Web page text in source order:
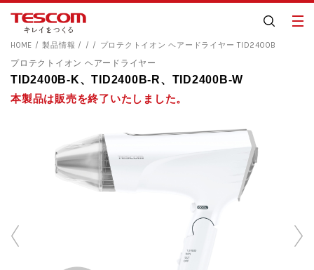
HOME 製品情報 プロテクトイオン ヘアードライヤー TID2400B
プロテクトイオン ヘアードライヤー
TID2400B-K、TID2400B-R、TID2400B-W
本製品は販売を終了いたしました。